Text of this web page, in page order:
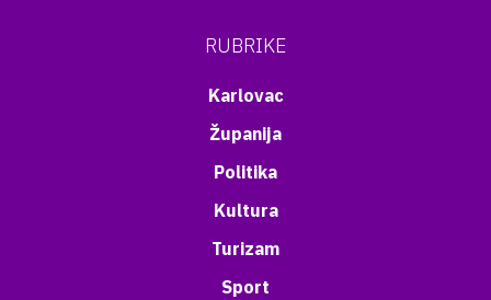
RUBRIKE
Karlovac
Županija
Politika
Kultura
Turizam
Sport